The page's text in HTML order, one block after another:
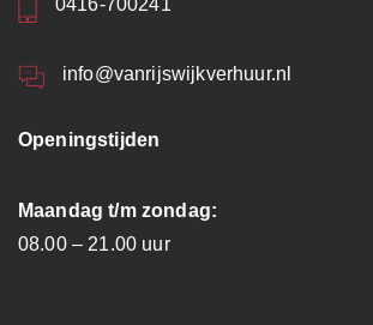
0416-700241
info@vanrijswijkverhuur.nl
Openingstijden
Maandag t/m zondag:
08.00 – 21.00 uur